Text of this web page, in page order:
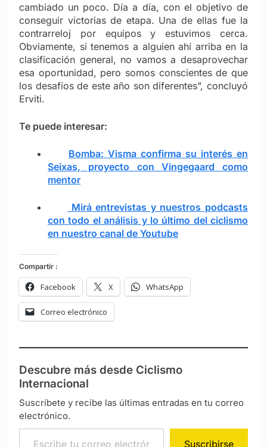
cambiado un poco. Día a día, con el objetivo de
conseguir victorias de etapa. Una de ellas fue la
contrarreloj por equipos y estuvimos cerca.
Obviamente, si tenemos a alguien ahí arriba en la
clasificación general, no vamos a desaprovechar
esa oportunidad, pero somos conscientes de que
los desafíos de este año son diferentes”, concluyó
Erviti.
Te puede interesar:
Bomba: Visma confirma su interés en
Seixas, proyecto con Vingegaard como
mentor
Mirá entrevistas y nuestros podcasts
con todo el análisis y lo último del ciclismo
en nuestro canal de Youtube
Compartir :
Facebook X WhatsApp
Correo electrónico
Descubre más desde Ciclismo
Internacional
Suscríbete y recibe las últimas entradas en tu correo
electrónico.
Escribe tu correo electrónico…
Suscribirse